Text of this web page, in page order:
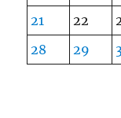
21
22
28
29